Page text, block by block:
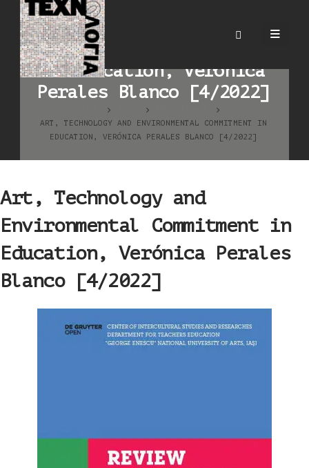
Art, Technology and
Environmental Commitment
in Education, Verónica
Perales Blanco [4/2022]
ART, TECHNOLOGY AND ENVIRONMENTAL COMMITMENT IN
EDUCATION, VERÓNICA PERALES BLANCO [4/2022]
Art, Technology and
Environmental Commitment in
Education, Verónica Perales
Blanco [4/2022]